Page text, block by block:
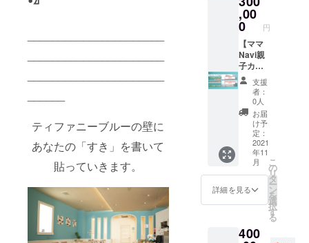
ティファニーブルーの壁に
あなたの「すき」を書いて
貼っていきます。
記入お
願いい
たしま
す。備
考欄へ
記載が
ない場
合は、
掲載が
できま
せんの
でご了
承下さ
い。
の女性
やこれ
から起
業を考
えてい
る女性
がター
ゲット
層の方
におす
すめで
す。
通常
20,000
円/月
×12ヶ月
＝24万
円を ク
ラウド
ディン
業を考
えてい
る女性
がター
ゲット
層の方
におす
すめの
バナー
掲載で
す。
通常
20,000
円/月
×12ヶ月
＝24万
円を ク
ラウド
ファン
グ特別
,00
0 円
【ママ
Navi親
子カ
フェ紹
介動画
エンド
ロール
掲載】
毎月
500名ほ
どの来
客数の
ある、
ママ
Navi親
子カ
紹介動
支援
者：
0人
お届
け予
定：
2021
年11
月
詳細を見る
こ
の
リ
タ
ー
ン
を
選
択
す
る
400